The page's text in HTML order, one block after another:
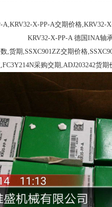
A,KRV32-X-PP-A交期价格,KRV32-
KRV32-X-PP-A 德国INA轴
,货期,SSXC901ZZ交期价格
采购交期,ADJ203242货